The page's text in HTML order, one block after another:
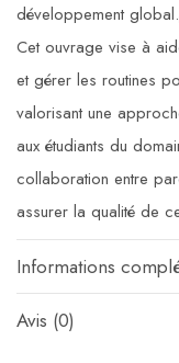
développement global.
Cet ouvrage vise à
et gérer les routines
valorisant une
aux étudiants du
collaboration entre
assurer la qualité de
Informations
Avis (0)